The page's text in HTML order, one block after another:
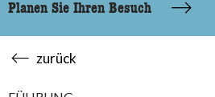
Planen Sie Ihren Besuch
zurück